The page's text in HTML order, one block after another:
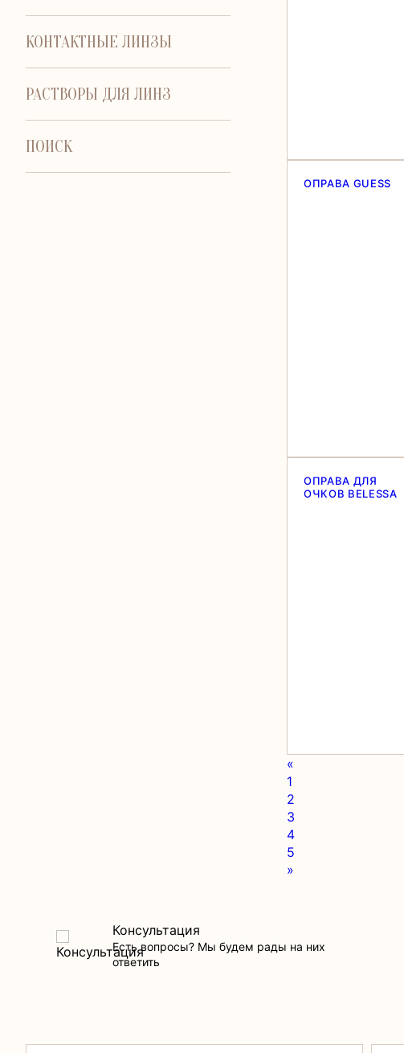
КОНТАКТНЫЕ ЛИНЗЫ
РАСТВОРЫ ДЛЯ ЛИНЗ
ПОИСК
ОПРАВА GUESS
ОПРАВА ДЛЯ
ОЧКОВ BELESSA
«
1
2
3
4
5
»
Консультация
Есть вопросы? Мы будем рады на них
ответить